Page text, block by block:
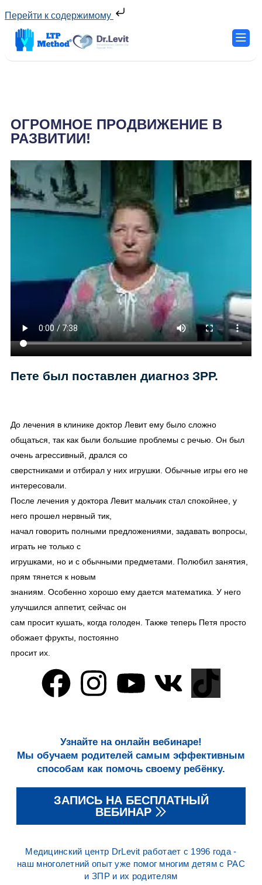
Перейти к содержимому
ОГРОМНОЕ ПРОДВИЖЕНИЕ В
РАЗВИТИИ!
Пете был поставлен диагноз ЗРР.
До лечения в клинике доктор Левит ему было сложно
общаться, так как были большие проблемы с речью. Он был
очень агрессивный, дрался со
сверстниками и отбирал у них игрушки. Обычные игры его не
интересовали.
После лечения у доктора Левит мальчик стал спокойнее, у
него прошел нервный тик,
начал говорить полными предложениями, задавать вопросы,
играть не только с
игрушками, но и с обычными предметами. Полюбил занятия,
прям тянется к новым
знаниям. Особенно хорошо ему дается математика. У него
улучшился аппетит, сейчас он
сам просит кушать, когда голоден. Также теперь Петя просто
обожает фрукты, постоянно
просит их.
Узнайте на онлайн вебинаре!
Мы обучаем родителей самым эффективным
способам как помочь своему ребёнку.
ЗАПИСЬ НА БЕСПЛАТНЫЙ
ВЕБИНАР
Медицинский центр DrLevit работает с 1996 года -
наш многолетний опыт уже помог многим детям с РАС
и ЗПР и их родителям